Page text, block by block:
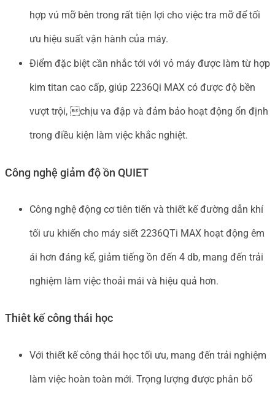
hợp vú mỡ bên trong rất tiện lợi cho việc tra mỡ để tối
ưu hiệu suất vận hành của máy.
Điểm đặc biệt cần nhắc tới với vỏ máy được làm từ hợp
kim titan cao cấp, giúp 2236Qi MAX có được độ bền
vượt trội, chịu va đập và đảm bảo hoạt động ổn định
trong điều kiện làm việc khắc nghiệt.
Công nghệ giảm độ ồn QUIET
Công nghệ động cơ tiên tiến và thiết kế đường dẫn khí
tối ưu khiến cho máy siết 2236QTi MAX hoạt động êm
ái hơn đáng kể, giảm tiếng ồn đến 4 db, mang đến trải
nghiệm làm việc thoải mái và hiệu quả hơn.
Thiêt kế công thái học
Với thiết kế công thái học tối ưu, mang đến trải nghiệm
làm việc hoàn toàn mới. Trọng lượng được phân bố